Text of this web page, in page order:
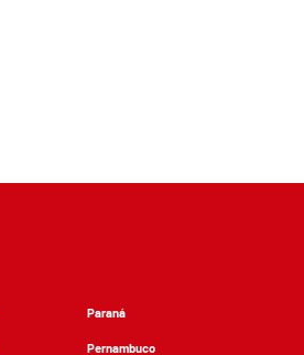
Paraná
Pernambuco